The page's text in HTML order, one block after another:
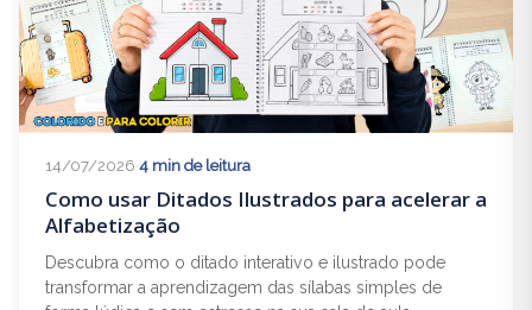
14/07/2026·4 min de leitura
Como usar Ditados Ilustrados para acelerar a
Alfabetização
Descubra como o ditado interativo e ilustrado pode
transformar a aprendizagem das sílabas simples de